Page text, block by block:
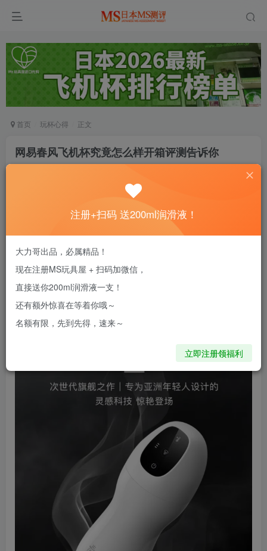
首页 玩杯心得 正文
网易春风飞机杯究竟怎么样开箱评测告诉你
私信
没润滑的杯子会哭哦～注册即送200ml进口润
滑液！
今天我们一起来开箱网易新出的榨汁机，魂系列电动飞机
杯，听起来就很带感！
注册+扫码 送200ml润滑液！
大力哥出品，必属精品！
现在注册MS玩具屋 + 扫码加微信，
直接送你200ml润滑液一支！
还有额外惊喜在等着你哦～
名额有限，先到先得，速来～
立即注册领福利